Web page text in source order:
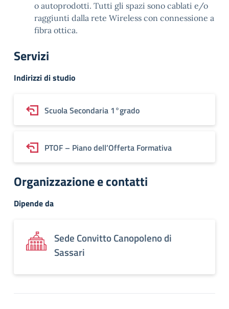
o autoprodotti. Tutti gli spazi sono cablati e/o
raggiunti dalla rete Wireless con connessione a
fibra ottica.
Servizi
Indirizzi di studio
Scuola Secondaria 1°grado
PTOF – Piano dell’Offerta Formativa
Organizzazione e contatti
Dipende da
Sede Convitto Canopoleno di
Sassari